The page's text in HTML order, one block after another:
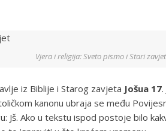
Vjera i religija: Sveto pismo i Stari zavjet
iz Biblije i Starog zavjeta Jošua 17
kanonu ubraja se među
Jš. Ako u tekstu ispod postoje bilo